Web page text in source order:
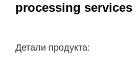
processing services
Детали продукта: